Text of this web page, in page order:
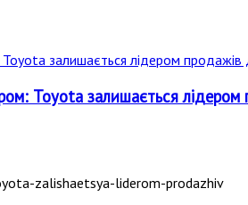
Toyota залишається